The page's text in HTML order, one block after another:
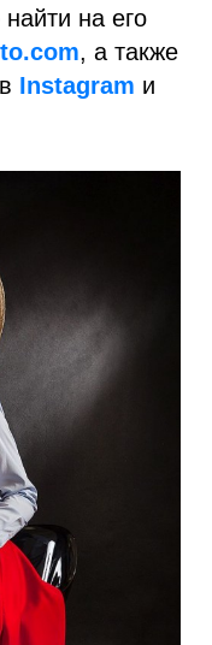
на его
com, а также
Instagram и